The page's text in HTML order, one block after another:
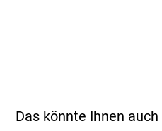
Das könnte Ihnen